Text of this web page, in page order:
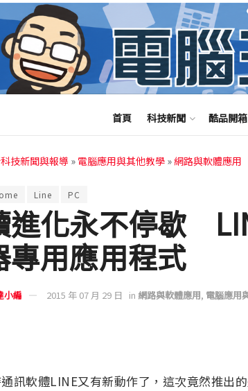
首頁 科技新聞 酷品開箱
技新聞與報導 » 電腦應用與其他教學 »網路與軟體應用
Line PC
進化永不停歇
專用應用程式
小編 2015 年 07 月 29 日 in 網路與軟體應用, 電腦應用
訊軟體LINE又有新動作了，這次竟然推出